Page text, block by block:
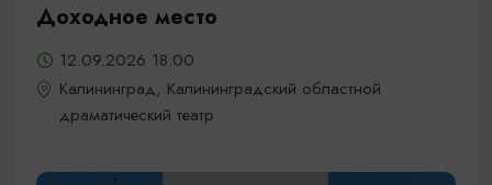
Доходное место
12.09.2026 18:00
Калининград, Калининградский областной
драматический театр